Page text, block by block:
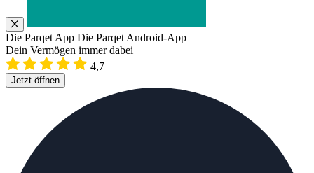
Die Parqet App Die Parqet Android-App
Dein Vermögen immer dabei
4,7
Jetzt öffnen